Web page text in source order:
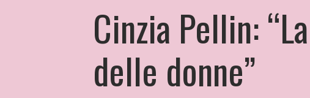
Cinzia Pellin:
delle donne”